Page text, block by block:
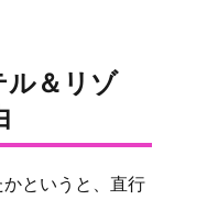
＆リゾ
かというと、直行